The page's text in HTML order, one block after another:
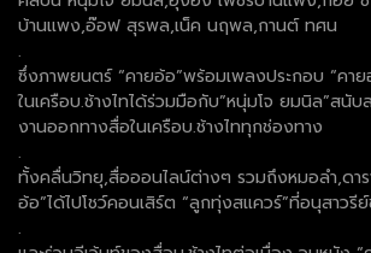
บ้านแพง,อ๊อฟ สุรพล,เน็ค นฤพล,กานต์ ทศน
.
ซึ่งภาพยนตร์ “คายอ้อ”พร้อมเพลงประกอบ “คา
ในเครือบ.ช้างไทได้ร่วมมือกับ”หนุ่มโจ ยมนิล”สนั
งานออกทางสื่อในเครือบ.ช้างไททุกช่องทาง
.
ทั้งคลื่นวิทยุ,สื่อออนไลน์ต่างๆ รวมถึงหมอลำ,ดา
อ้อ”ได้ไปโชว์คอนเสิร์ต “ลูกทุ่งสแควร์”ที่อนุสาวรี
.